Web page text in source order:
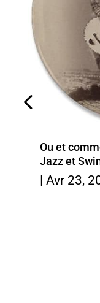
Ou et
Jazz et
| Avr 23,